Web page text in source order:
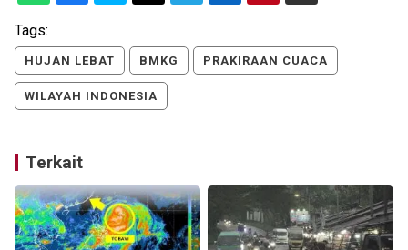
Tags:
HUJAN LEBAT BMKG PRAKIRAAN CUACA
WILAYAH INDONESIA
Terkait